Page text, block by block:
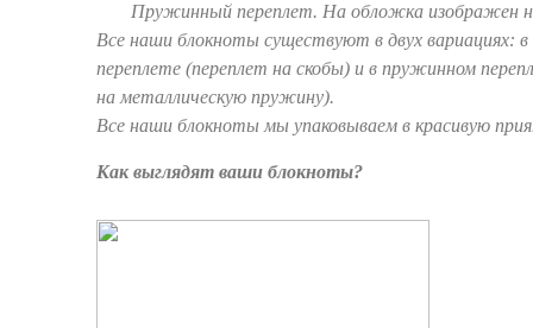
Пружинный переплет. На обложка изображен
Все наши блокноты существуют в двух вариациях:
переплете (переплет на скобы) и в пружинном
на металлическую пружину).
Все наши блокноты мы упаковываем в красивую
Как выглядят ваши блокноты?